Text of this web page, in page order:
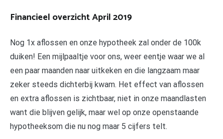
Financieel overzicht April 2019
Nog 1x aflossen en onze hypotheek zal onder de 100k
duiken! Een mijlpaaltje voor ons, weer eentje waar we al
een paar maanden naar uitkeken en die langzaam maar
zeker steeds dichterbij kwam. Het effect van aflossen
en extra aflossen is zichtbaar, niet in onze maandlasten
want die blijven gelijk, maar wel op onze openstaande
hypotheeksom die nu nog maar 5 cijfers telt.